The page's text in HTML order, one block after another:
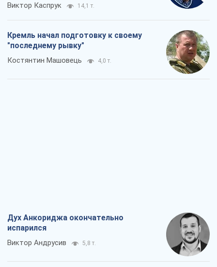
Виктор Каспрук 14,1 т.
Кремль начал подготовку к своему
"последнему рывку"
Костянтин Машовець 4,0 т.
Дух Анкориджа окончательно
испарился
Виктор Андрусив 5,8 т.